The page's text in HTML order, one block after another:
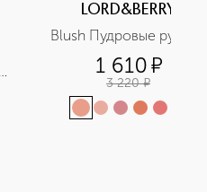
LORD&BERRY
Blush Пудровые румяна
1 610¤
3 220 ¤